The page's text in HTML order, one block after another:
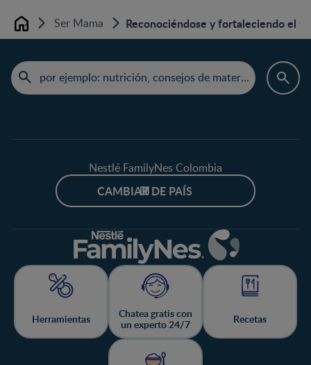
Home Ser Mama Reconociéndose y fortaleciendo el
Nestlé FamilyNes Colombia
CAMBIAR DE PAÍS
Herramientas
Chatea gratis con
un experto 24/7
Recetas